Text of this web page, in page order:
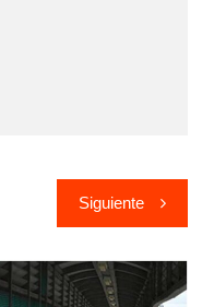
Siguiente